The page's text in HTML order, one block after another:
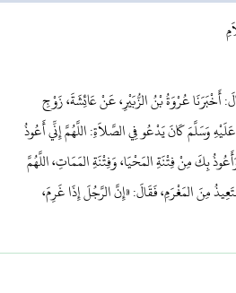
أَخْبَرَنَا عُرْوَةُ بْنُ الزُّبَيْرِ، عَنْ عَائِشَةَ، زَوْجِ
وَسَلَّمَ كَانَ يَدْعُو فِي الصَّلاَةِ: اللَّهُمَّ إِنِّي أَعُوذُ
بِكَ مِنْ فِتْنَةِ المَحْيَا، وَفِتْنَةِ المَمَاتِ، اللَّهُمَّ
مِنَ المَغْرَمِ، فَقَالَ: «إِنَّ الرَّجُلَ إِذَا غَرِمَ،